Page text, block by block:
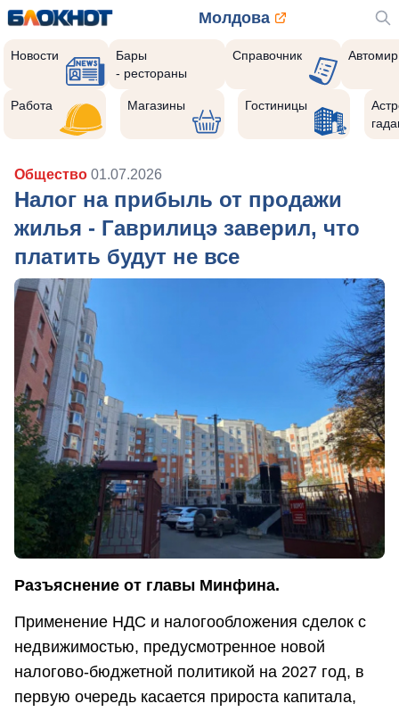
Молдова
Новости
Бары
- рестораны
Справочник Автомир
Работа Магазины Гостиницы
Общество 01.07.2026
Налог на прибыль от продажи
жилья - Гаврилицэ заверил, что
платить будут не все
Разъяснение от главы Минфина.
Применение НДС и налогообложения сделок с
недвижимостью, предусмотренное новой
налогово-бюджетной политикой на 2027 год, в
первую очередь касается прироста капитала,